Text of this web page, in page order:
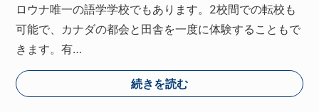
ロウナ唯一の語学学校でもあります。2校間での転校も
可能で、カナダの都会と田舎を一度に体験することもで
きます。有…
続きを読む